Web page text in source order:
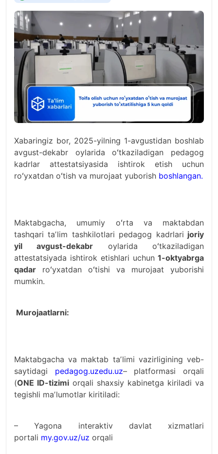
Xabaringiz bor, 2025-yilning 1-avgustidan boshlab
avgust-dekabr oylarida oʻtkaziladigan pedagog
kadrlar attestatsiyasida ishtirok etish uchun
roʻyxatdan oʻtish va murojaat yuborish boshlangan.
Maktabgacha, umumiy oʻrta va maktabdan
tashqari taʼlim tashkilotlari pedagog kadrlari joriy
yil avgust-dekabr oylarida oʻtkaziladigan
attestatsiyada ishtirok etishlari uchun 1-oktyabrga
qadar roʻyxatdan oʻtishi va murojaat yuborishi
mumkin.
Murojaatlarni:
Maktabgacha va maktab taʼlimi vazirligining veb-
saytidagi pedagog.uzedu.uz– platformasi orqali
(ONE ID-tizimi orqali shaxsiy kabinetga kiriladi va
tegishli maʼlumotlar kiritiladi:
– Yagona interaktiv davlat xizmatlari
portali my.gov.uz/uz orqali